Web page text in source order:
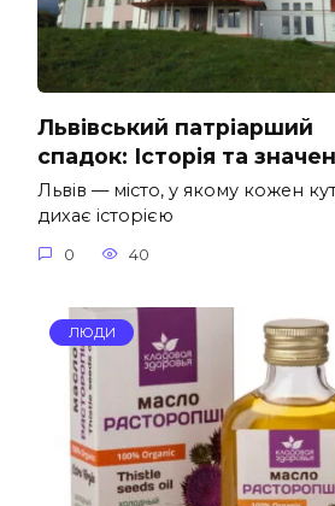
Львівський патріарший
спадок: Історія та
Львів — місто, у якому кожен
дихає історією
0 40
ЛЮДИ